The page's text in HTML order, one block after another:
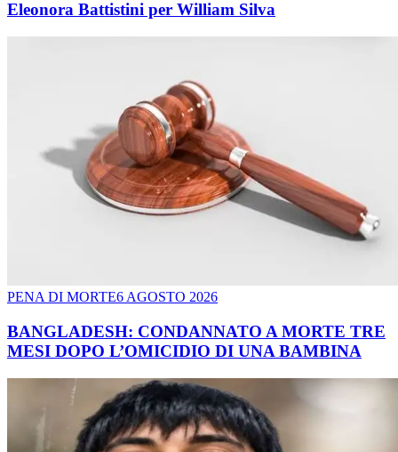
Eleonora Battistini per William Silva
PENA DI MORTE6 AGOSTO 2026
BANGLADESH: CONDANNATO A MORTE TRE
MESI DOPO L’OMICIDIO DI UNA BAMBINA